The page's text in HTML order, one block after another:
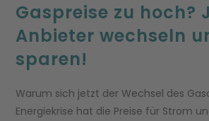
Gaspreise zu hoch?
Anbieter wechseln
sparen!
Warum sich jetzt der Wechsel des
Energiekrise hat die Preise für Strom